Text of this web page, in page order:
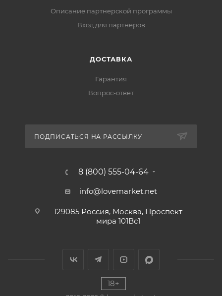
Описание партнерской программы
Вход для партнеров
ДОСТАВКА
Гарантия
Вопрос-ответ
ПОДПИСАТЬСЯ НА РАССЫЛКУ
8 (800) 555-04-64
info@lovemarket.net
129085 Россия, Москва, Проспект
мира 101Вс1
18+